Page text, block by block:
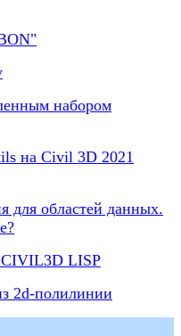
набором
на Civil 3D 2021
для областей данных.
CIVIL3D LISP
2d-полилинии